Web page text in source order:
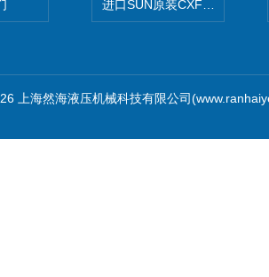
进口SUN原装CXFAXCN导压
上海然海液压机械科技有限公司